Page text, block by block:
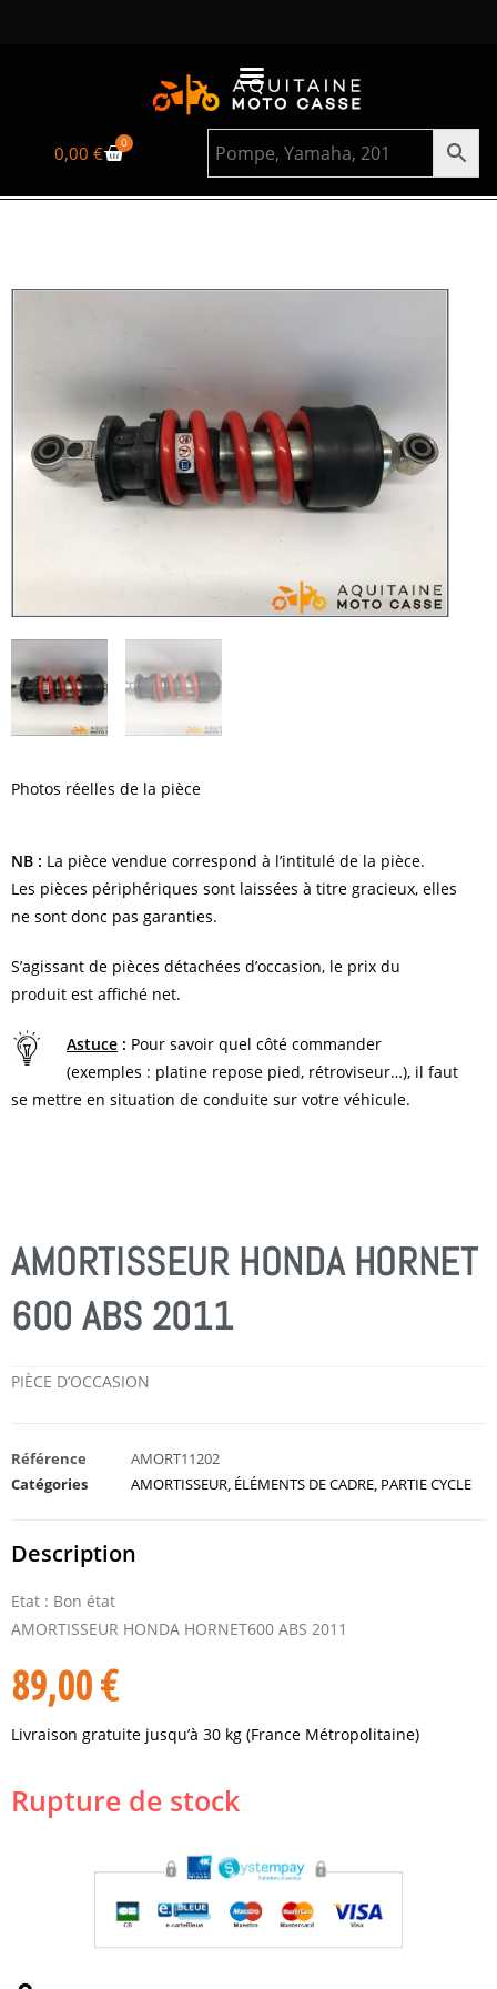
0,00€ 0
Photos réelles de la pièce
NB : La pièce vendue correspond à l’intitulé de la pièce.
Les pièces périphériques sont laissées à titre gracieux, elles
ne sont donc pas garanties.
S’agissant de pièces détachées d’occasion, le prix du
produit est affiché net.
Astuce : Pour savoir quel côté commander
(exemples : platine repose pied, rétroviseur…), il faut
se mettre en situation de conduite sur votre véhicule.
AMORTISSEUR HONDA HORNET
600 ABS 2011
PIÈCE D’OCCASION
Référence
AMORT11202
Catégories
AMORTISSEUR, ÉLÉMENTS DE CADRE, PARTIE CYCLE
Description
Etat : Bon état
AMORTISSEUR HONDA HORNET600 ABS 2011
89,00€
Livraison gratuite jusqu’à 30 kg (France Métropolitaine)
Rupture de stock